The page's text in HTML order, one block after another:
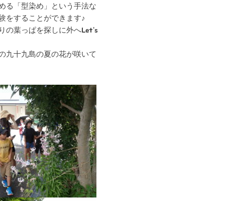
る「型染め」という手法な
をすることができます♪
の葉っぱを探しに外へLet’s
九十九島の夏の花が咲いて